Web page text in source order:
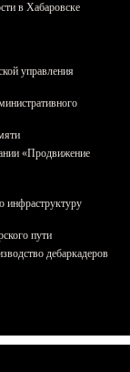
в Хабаровске
управления
«Продвижение
инфраструктуру
пути
дебаркадеров